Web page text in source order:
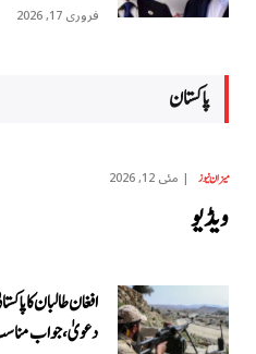
فروری 17, 2026
پاکستان
میزان نیوز مئی 12, 2026
ویڈیو
افغان طالبان کا
دعویٰ، جواب مناسب